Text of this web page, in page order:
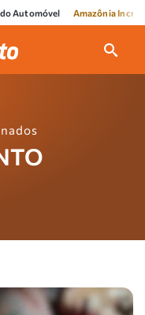
Automóvel Amazônia